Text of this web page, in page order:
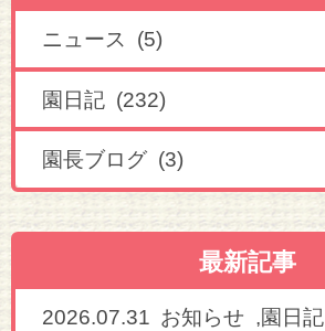
ニュース (5)
園日記 (232)
園長ブログ (3)
最新記事
2026.07.31 お知らせ ,園日記